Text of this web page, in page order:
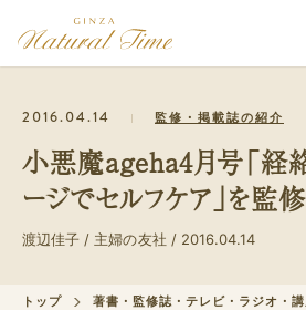
2016.04.14 監修・掲載誌の紹介
小悪魔ageha4月号「経
ージでセルフケア」を監修
渡辺佳子 / 主婦の友社 / 2016.04.14
トップ 著書・監修誌・テレビ・ラジオ・